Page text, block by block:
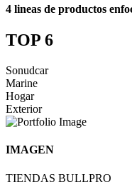
4 lineas de productos
TOP 6
Sonudcar
Marine
Hogar
Exterior
IMAGEN
TIENDAS BULLPRO